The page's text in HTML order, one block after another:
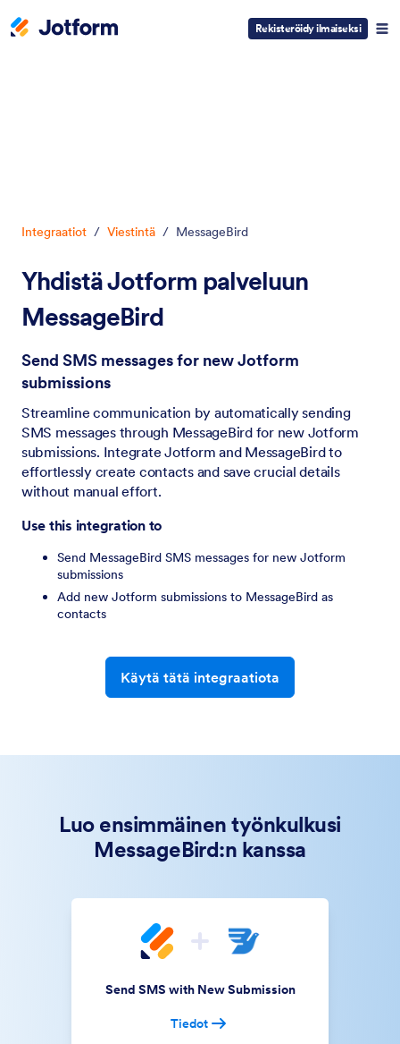
Rekisteröidy ilmaiseksi
Integraatiot / Viestintä / MessageBird
Yhdistä Jotform palveluun
MessageBird
Send SMS messages for new Jotform
submissions
Streamline communication by automatically sending
SMS messages through MessageBird for new Jotform
submissions. Integrate Jotform and MessageBird to
effortlessly create contacts and save crucial details
without manual effort.
Use this integration to
Send MessageBird SMS messages for new Jotform
submissions
Add new Jotform submissions to MessageBird as
contacts
Käytä tätä integraatiota
Luo ensimmäinen työnkulkusi
MessageBird:n kanssa
Send SMS with New Submission
Tiedot